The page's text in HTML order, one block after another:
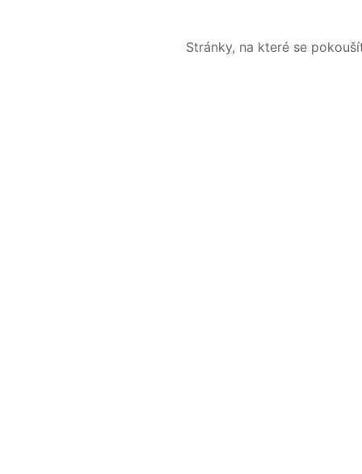
Stránky, na které se